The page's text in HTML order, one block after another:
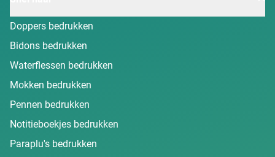
Doppers bedrukken
Bidons bedrukken
Waterflessen bedrukken
Mokken bedrukken
Pennen bedrukken
Notitieboekjes bedrukken
Paraplu's bedrukken